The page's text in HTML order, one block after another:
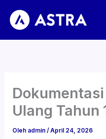
konten
Ulang Tahun
Oleh admin/April 24, 2026